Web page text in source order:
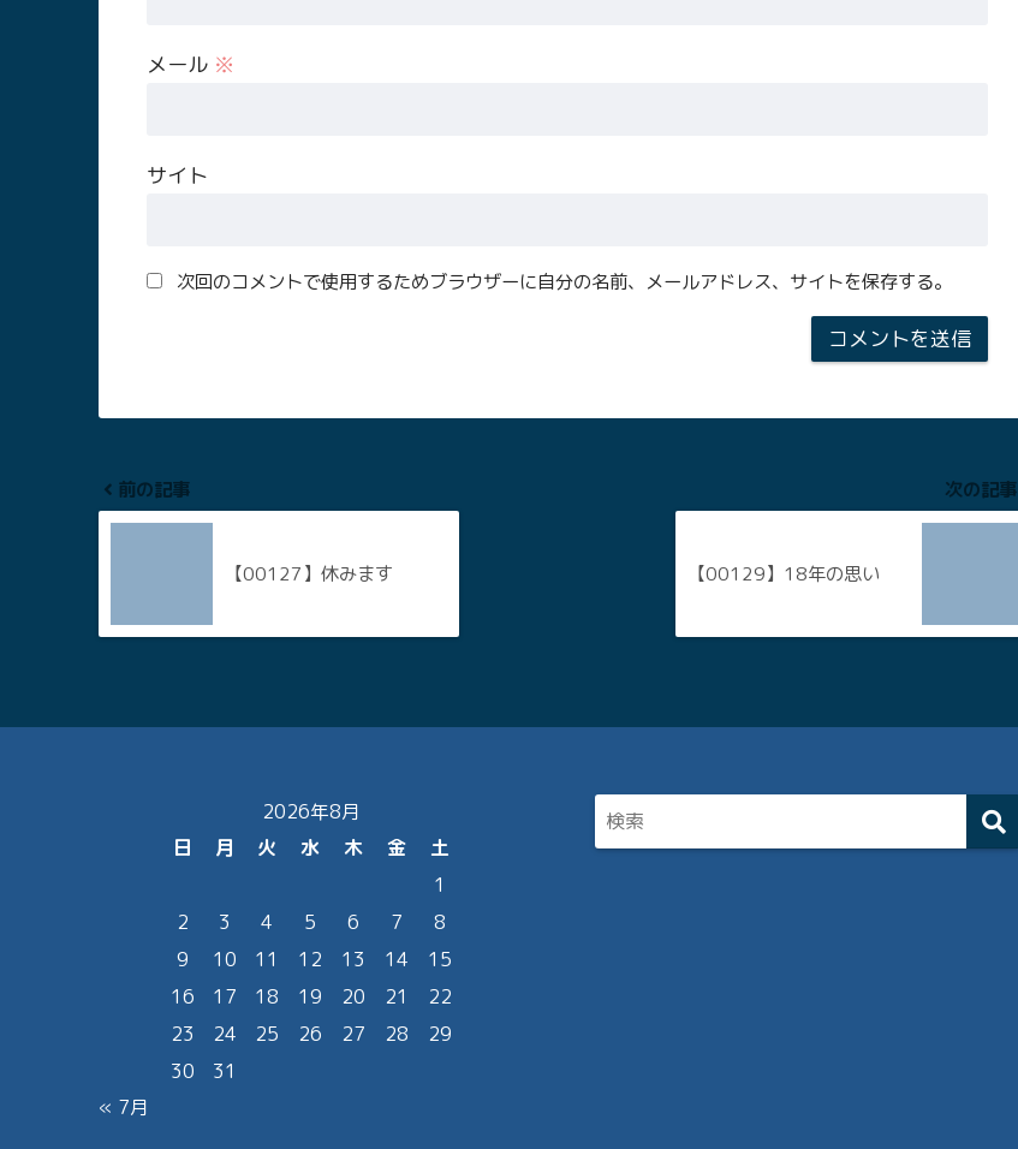
メール ※
サイト
次回のコメントで使用するためブラウザーに自分の名前、メールアドレス、サイトを保存する。
前の記事
【00127】休みます
次の記事
【00129】18年の思い
2026年8月
日
月 火 水 木 金
土
1
2
3 4 5 6 7
8
9
10 11 12 13 14
15
16
17 18 19 20 21
22
23
24 25 26 27 28
29
30
31
« 7月